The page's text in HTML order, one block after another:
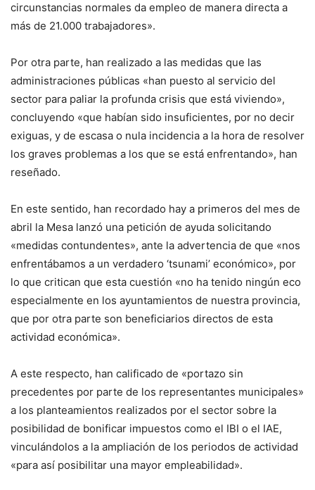
circunstancias normales da empleo de manera directa a
más de 21.000 trabajadores».
Por otra parte, han realizado a las medidas que las
administraciones públicas «han puesto al servicio del
sector para paliar la profunda crisis que está viviendo»,
concluyendo «que habían sido insuficientes, por no decir
exiguas, y de escasa o nula incidencia a la hora de resolver
los graves problemas a los que se está enfrentando», han
reseñado.
En este sentido, han recordado hay a primeros del mes de
abril la Mesa lanzó una petición de ayuda solicitando
«medidas contundentes», ante la advertencia de que «nos
enfrentábamos a un verdadero ‘tsunami’ económico», por
lo que critican que esta cuestión «no ha tenido ningún eco
especialmente en los ayuntamientos de nuestra provincia,
que por otra parte son beneficiarios directos de esta
actividad económica».
A este respecto, han calificado de «portazo sin
precedentes por parte de los representantes municipales»
a los planteamientos realizados por el sector sobre la
posibilidad de bonificar impuestos como el IBI o el IAE,
vinculándolos a la ampliación de los periodos de actividad
«para así posibilitar una mayor empleabilidad».